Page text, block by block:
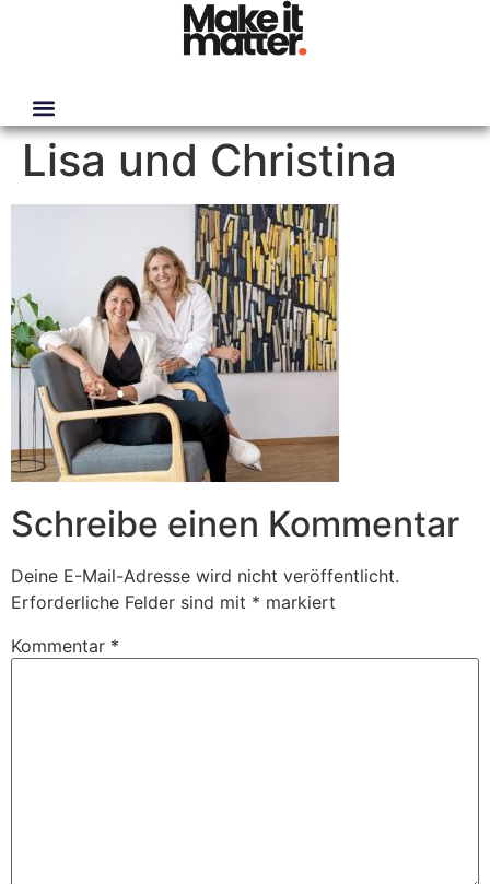
Lisa und Christina
Schreibe einen Kommentar
Deine E-Mail-Adresse wird nicht veröffentlicht.
Erforderliche Felder sind mit * markiert
Kommentar *